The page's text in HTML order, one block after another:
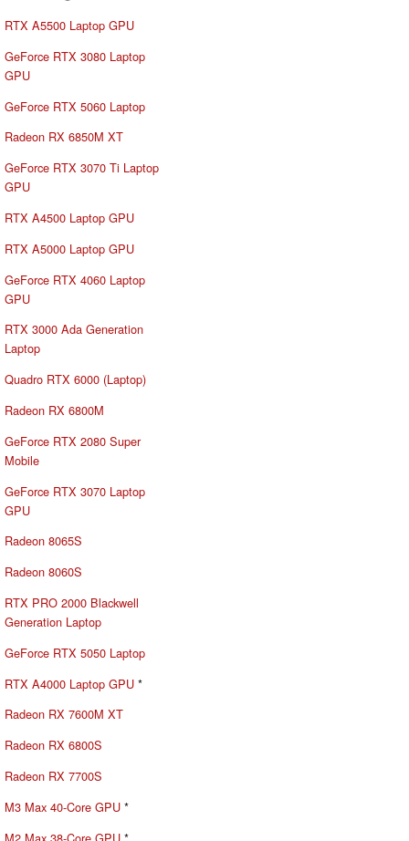
RTX A5500 Laptop GPU
GeForce RTX 3080 Laptop
GPU
GeForce RTX 5060 Laptop
Radeon RX 6850M XT
GeForce RTX 3070 Ti Laptop
GPU
RTX A4500 Laptop GPU
RTX A5000 Laptop GPU
GeForce RTX 4060 Laptop
GPU
RTX 3000 Ada Generation
Laptop
Quadro RTX 6000 (Laptop)
Radeon RX 6800M
GeForce RTX 2080 Super
Mobile
GeForce RTX 3070 Laptop
GPU
Radeon 8065S
Radeon 8060S
RTX PRO 2000 Blackwell
Generation Laptop
GeForce RTX 5050 Laptop
RTX A4000 Laptop GPU *
Radeon RX 7600M XT
Radeon RX 6800S
Radeon RX 7700S
M3 Max 40-Core GPU *
M2 Max 38-Core GPU *